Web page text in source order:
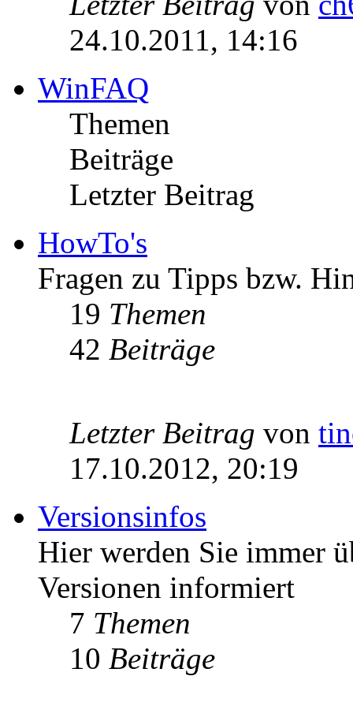
24.10.2011, 14:16
WinFAQ
Themen
Beiträge
Letzter Beitrag
HowTo's
Fragen zu Tipps bzw.
19 Themen
42 Beiträge
Letzter Beitrag von
17.10.2012, 20:19
Versionsinfos
Hier werden Sie immer
Versionen informiert
7 Themen
10 Beiträge